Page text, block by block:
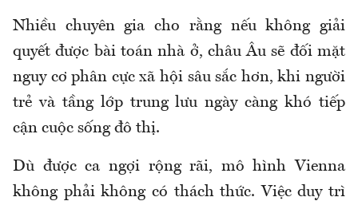
Nhiều chuyên gia cho rằng nếu không giải
quyết được bài toán nhà ở, châu Âu sẽ đối mặt
nguy cơ phân cực xã hội sâu sắc hơn, khi người
trẻ và tầng lớp trung lưu ngày càng khó tiếp
cận cuộc sống đô thị.
Dù được ca ngợi rộng rãi, mô hình Vienna
không phải không có thách thức. Việc duy trì